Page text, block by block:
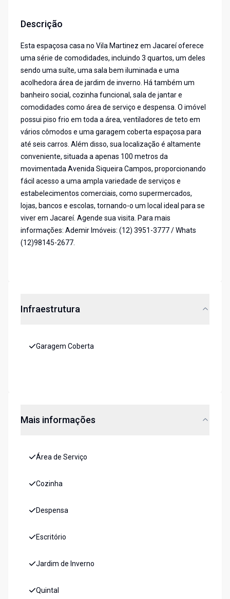
Descrição
Esta espaçosa casa no Vila Martinez em Jacareí oferece
uma série de comodidades, incluindo 3 quartos, um deles
sendo uma suíte, uma sala bem iluminada e uma
acolhedora área de jardim de inverno. Há também um
banheiro social, cozinha funcional, sala de jantar e
comodidades como área de serviço e despensa. O imóvel
possui piso frio em toda a área, ventiladores de teto em
vários cômodos e uma garagem coberta espaçosa para
até seis carros. Além disso, sua localização é altamente
conveniente, situada a apenas 100 metros da
movimentada Avenida Siqueira Campos, proporcionando
fácil acesso a uma ampla variedade de serviços e
estabelecimentos comerciais, como supermercados,
lojas, bancos e escolas, tornando-o um local ideal para se
viver em Jacareí. Agende sua visita. Para mais
informações: Ademir Imóveis: (12) 3951-3777 / Whats
(12)98145-2677.
Infraestrutura
Garagem Coberta
Mais informações
Área de Serviço
Cozinha
Despensa
Escritório
Jardim de Inverno
Quintal